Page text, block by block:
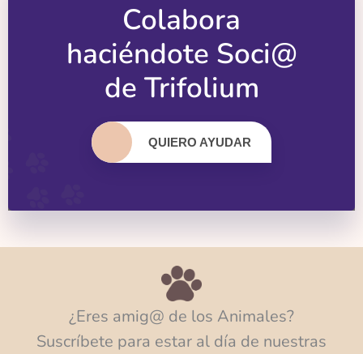
Colabora
haciéndote Soci@
de Trifolium
QUIERO AYUDAR
¿Eres amig@ de los Animales?
Suscríbete para estar al día de nuestras